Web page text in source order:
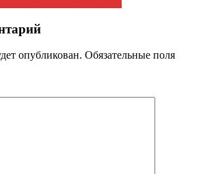
опубликован. Обязательные поля